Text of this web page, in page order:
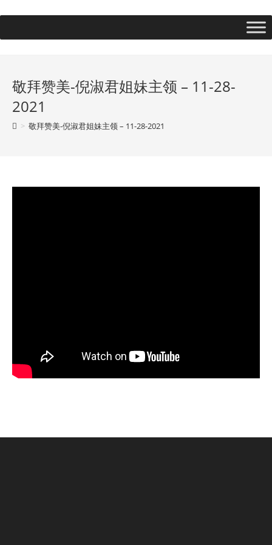
敬拜赞美-倪淑君姐妹主领 – 11-28-
2021
> 敬拜赞美-倪淑君姐妹主领 – 11-28-2021